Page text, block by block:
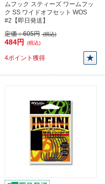
ムフック スティーズ ワームフッ
ク SS ワイドオフセット WOS
#2【即日発送】
定価：605円 (税込)
484円 (税込)
4ポイント獲得